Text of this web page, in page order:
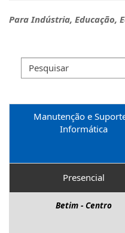
Para Indústria, Educação,
Manutenção e
Informática
Presencial
Betim - Centro